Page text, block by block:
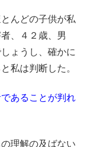
んどの子供が私
、４２歳、男
ょうし、確かに
私は判断した。
あることが判れ
理解の及ばない